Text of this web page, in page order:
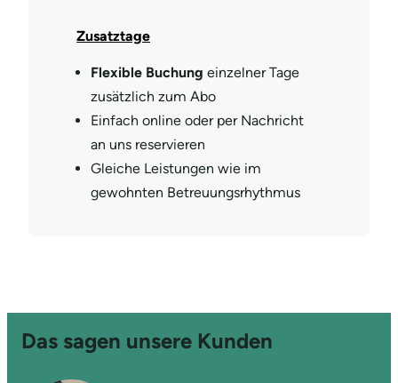
Zusatztage
Flexible Buchung einzelner Tage
zusätzlich zum Abo
Einfach online oder per Nachricht
an uns reservieren
Gleiche Leistungen wie im
gewohnten Betreuungsrhythmus
Das sagen unsere Kunden